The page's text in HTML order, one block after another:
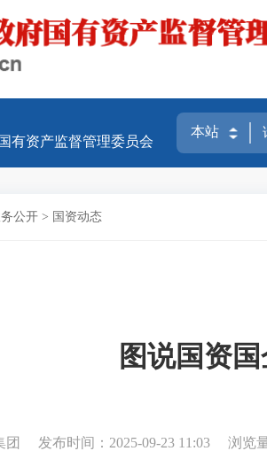
有资产监督管理委员会
公开 > 国资动态
图说国资
团 发布时间：2025-09-23 11:03 浏览